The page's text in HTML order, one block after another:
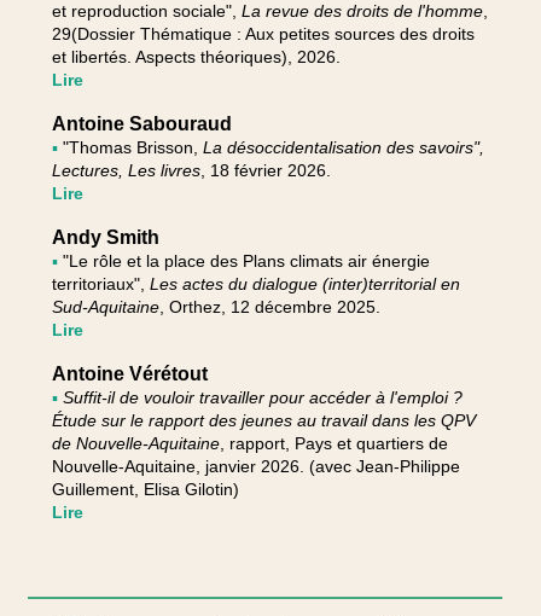
et reproduction sociale", La revue des droits de l'homme,
29(Dossier Thématique : Aux petites sources des droits
et libertés. Aspects théoriques), 2026.
Lire
Antoine Sabouraud
▪"Thomas Brisson, La désoccidentalisation des savoirs",
Lectures, Les livres, 18 février 2026.
Lire
Andy Smith
▪"Le rôle et la place des Plans climats air énergie
territoriaux", Les actes du dialogue (inter)territorial en
Sud-Aquitaine, Orthez, 12 décembre 2025.
Lire
Antoine Vérétout
▪ Suffit-il de vouloir travailler pour accéder à l'emploi ?
Étude sur le rapport des jeunes au travail dans les QPV
de Nouvelle-Aquitaine, rapport, Pays et quartiers de
Nouvelle-Aquitaine, janvier 2026. (avec Jean-Philippe
Guillement, Elisa Gilotin)
Lire